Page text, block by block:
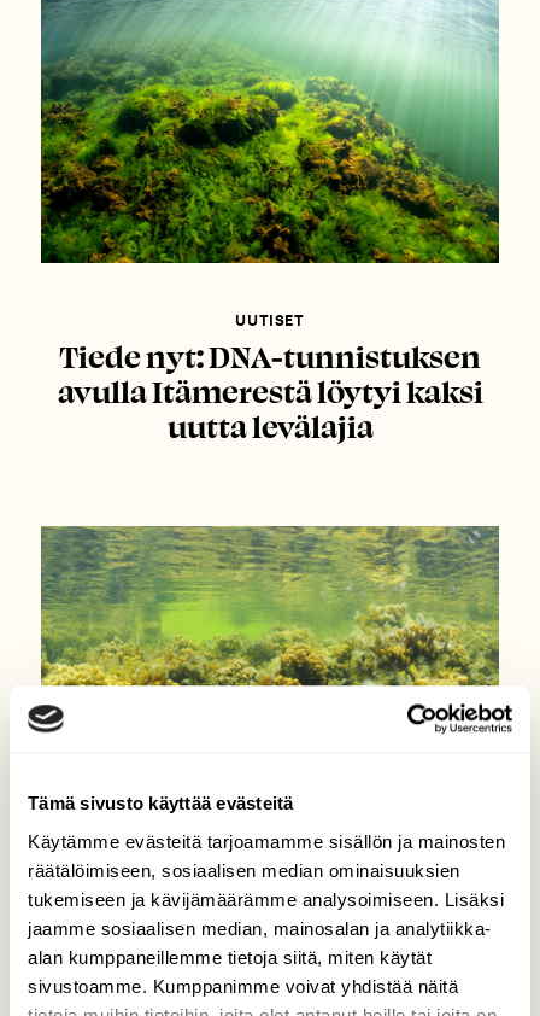
Tämä sivusto käyttää evästeitä
Käytämme evästeitä tarjoamamme sisällön ja mainosten
räätälöimiseen, sosiaalisen median ominaisuuksien
tukemiseen ja kävijämäärämme analysoimiseen. Lisäksi
jaamme sosiaalisen median, mainosalan ja analytiikka-
alan kumppaneillemme tietoja siitä, miten käytät
sivustoamme. Kumppanimme voivat yhdistää näitä
UUTISET
Tiede nyt: DNA-tunnistuksen
avulla Itämerestä löytyi kaksi
uutta levälajia
#MUUTOS
Häviääkö rakkolevä –
pelastaako pikkuhauru?